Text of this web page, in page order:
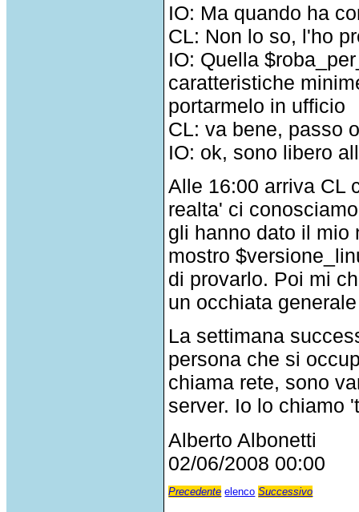
IO: Ma quando ha
CL: Non lo so, l'ho
IO: Quella
caratteristiche
portarmelo in ufficio
CL: va bene, passo
IO: ok, sono libero
Alle 16:00 arriva CL
realta' ci
gli hanno dato il mio
mostro
di provarlo. Poi mi
un occhiata
La settimana
persona che si
chiama rete, sono
server. Io lo chiamo
Alberto Albonetti
02/06/2008 00:00
Precedente elenco Successivo